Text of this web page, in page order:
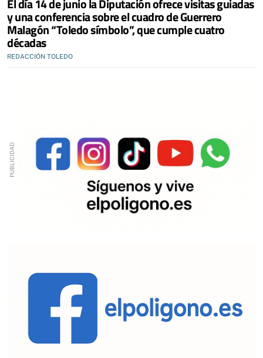
y una conferencia sobre el cuadro de Guerrero
Malagón “Toledo símbolo”, que cumple cuatro
décadas
REDACCIÓN TOLEDO